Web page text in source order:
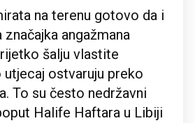
na terenu gotovo da i
značajka angažmana
šalju vlastite
ostvaruju preko
To su često nedržavni
Halife Haftara u Libiji